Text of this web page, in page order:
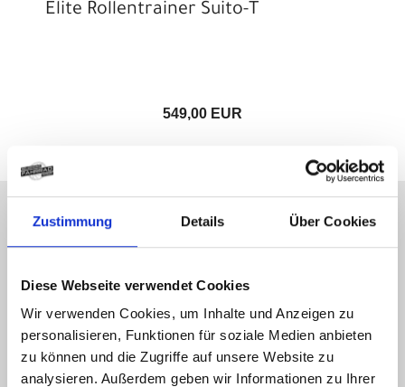
Zustimmung Details Über Cookies
Diese Webseite verwendet Cookies
Wir verwenden Cookies, um Inhalte und Anzeigen zu
personalisieren, Funktionen für soziale Medien anbieten
zu können und die Zugriffe auf unsere Website zu
analysieren. Außerdem geben wir Informationen zu Ihrer
Elite Rollentrainer Suito-T
549,00 EUR
KONTAKT
Hartstraße 15-17
47608 Geldern
Tel.: 02831 9772041